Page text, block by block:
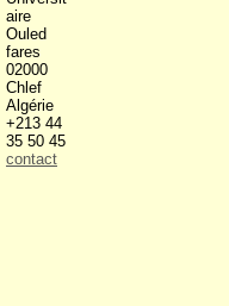
aire
Ouled
fares
02000
Chlef
Algérie
+213 44
35 50 45
contact